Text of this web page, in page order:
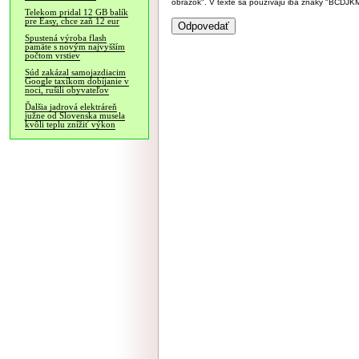
Telekom pridal 12 GB balík
pre Easy, chce zaň 12 eur
Spustená výroba flash
pamäte s novým najvyšším
počtom vrstiev
Súd zakázal samojazdiacim
Google taxíkom dobíjanie v
noci, rušili obyvateľov
Ďalšia jadrová elektráreň
južne od Slovenska musela
kvôli teplu znížiť výkon
obrázok". V texte sa používajú iba znaky